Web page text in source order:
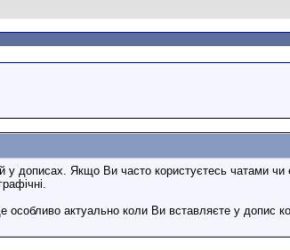
дописах. Якщо Ви часто користуєтесь чатами
актуально коли Ви вставляєте у допис